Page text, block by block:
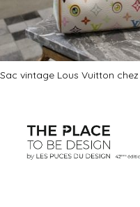
Sac vintage Lous Vuitton